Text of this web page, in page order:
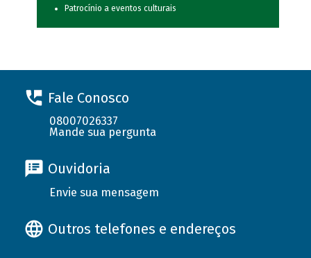
Patrocínio a eventos culturais
Fale Conosco
08007026337
Mande sua pergunta
Ouvidoria
Envie sua mensagem
Outros telefones e endereços